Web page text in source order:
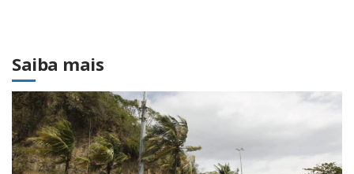
Saiba mais